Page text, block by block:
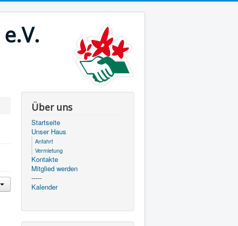
Über uns
Startseite
Unser Haus
Anfahrt
Vermietung
Kontakte
Mitglied werden
-----
Kalender